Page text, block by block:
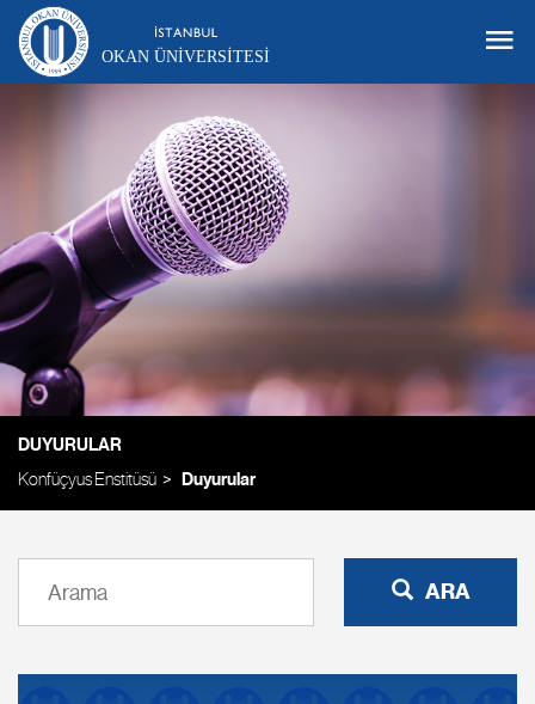
OKAN ÜNIVERSITESI
DUYURULAR
Konfüçyus Enstitüsü Duyurular
ARA